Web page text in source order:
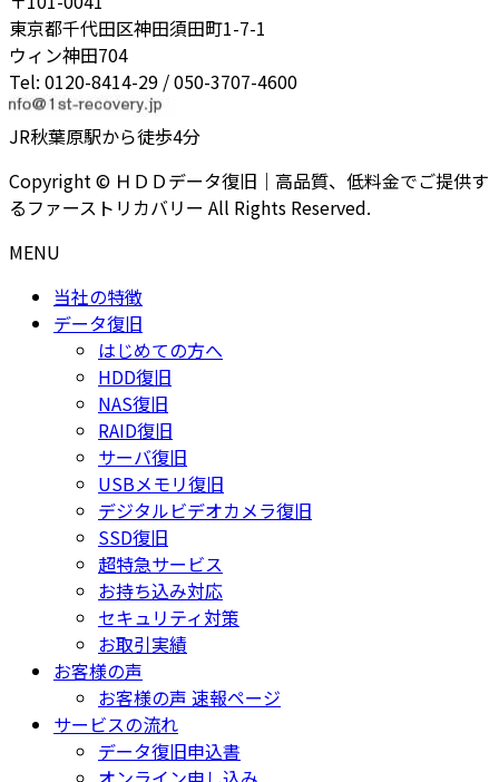
東京都千代田区神田須田町1-7-1
ウィン神田704
Tel: 0120-8414-29 / 050-3707-4600
JR秋葉原駅から徒歩4分
Copyright © ＨＤＤデータ復旧｜高品質、低料金でご提供す
るファーストリカバリー All Rights Reserved.
MENU
当社の特徴
データ復旧
はじめての方へ
HDD復旧
NAS復旧
RAID復旧
サーバ復旧
USBメモリ復旧
デジタルビデオカメラ復旧
SSD復旧
超特急サービス
お持ち込み対応
セキュリティ対策
お取引実績
お客様の声
お客様の声 速報ページ
サービスの流れ
データ復旧申込書